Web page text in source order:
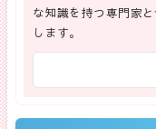
な知識を持つ専門家
します。